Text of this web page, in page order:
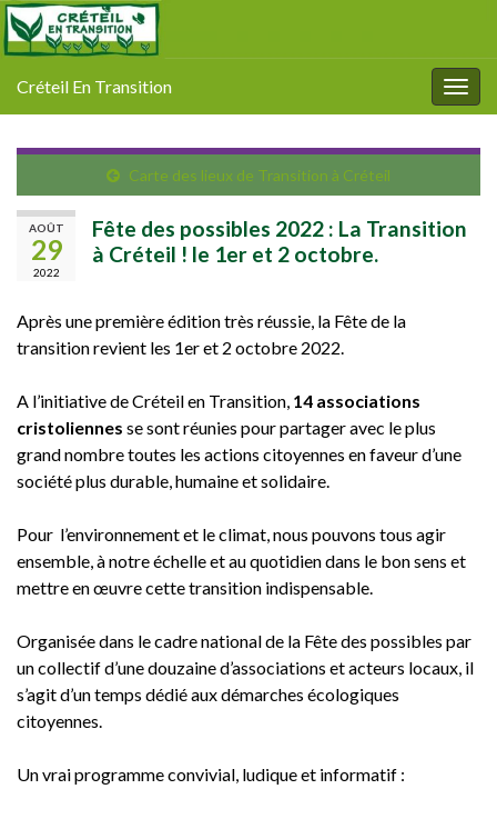
Créteil En Transition
Carte des lieux de Transition à Créteil
AOÛT
29
2022
Fête des possibles 2022 : La Transition
à Créteil ! le 1er et 2 octobre.
Après une première édition très réussie, la Fête de la
transition revient les 1er et 2 octobre 2022.
A l’initiative de Créteil en Transition, 14 associations
cristoliennes se sont réunies pour partager avec le plus
grand nombretoutes les actions citoyennes en faveur d’une
société plus durable, humaine et solidaire.
Pour l’environnement et le climat, nous pouvons tous agir
ensemble, à notre échelle et au quotidien dans le bon sens et
mettre en œuvre cette transition indispensable.
Organisée dans le cadre national de la Fête des possibles par
un collectif d’une douzaine d’associations et acteurs locaux, il
s’agit d’un temps dédié aux démarches écologiques
citoyennes.
Un vrai programme convivial, ludique et informatif :